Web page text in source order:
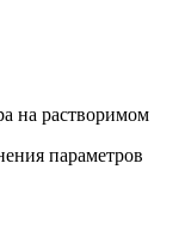
на растворимом
параметров